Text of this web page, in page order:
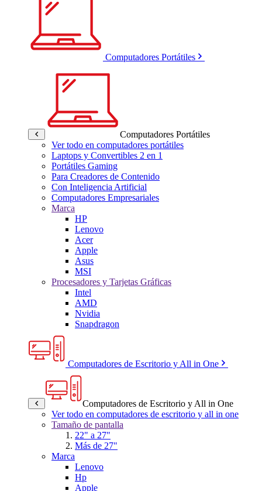
Computadores Portátiles
Computadores Portátiles
Ver todo en computadores portátiles
Laptops y Convertibles 2 en 1
Portátiles Gaming
Para Creadores de Contenido
Con Inteligencia Artificial
Computadores Empresariales
Marca
HP
Lenovo
Acer
Apple
Asus
MSI
Procesadores y Tarjetas Gráficas
Intel
AMD
Nvidia
Snapdragon
Computadores de Escritorio y All in One
Computadores de Escritorio y All in One
Ver todo en computadores de escritorio y all in one
Tamaño de pantalla
22" a 27"
Más de 27"
Marca
Lenovo
Hp
Apple